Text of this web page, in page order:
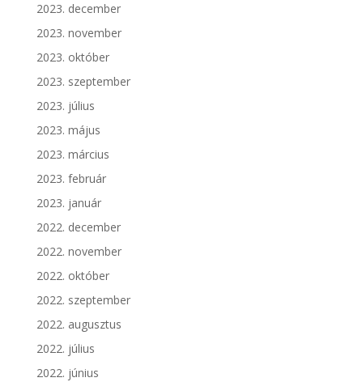
2023. december
2023. november
2023. október
2023. szeptember
2023. július
2023. május
2023. március
2023. február
2023. január
2022. december
2022. november
2022. október
2022. szeptember
2022. augusztus
2022. július
2022. június